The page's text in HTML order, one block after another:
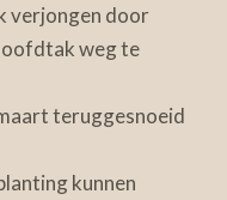
verjongen door
weg te
teruggesnoeid
kunnen